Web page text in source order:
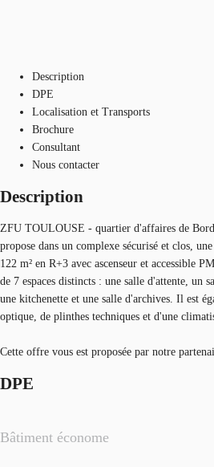
Description
DPE
Localisation et Transports
Brochure
Consultant
Nous contacter
Description
ZFU TOULOUSE - quartier d'affaires de
propose dans un complexe sécurisé et clos,
122 m² en R+3 avec ascenseur et accessible
de 7 espaces distincts : une salle d'attente, un
une kitchenette et une salle d'archives. Il est
optique, de plinthes techniques et d'une
Cette offre vous est proposée par notre
DPE
Bâtiment économe